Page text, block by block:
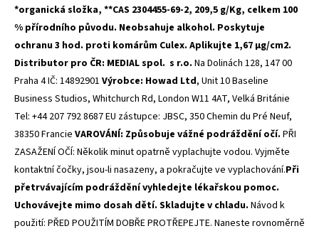
*organická složka, **CAS 2304455-69-2, 209,5 g/Kg, celkem 100
% přírodního původu. Neobsahuje alkohol. Poskytuje
ochranu 3 hod. proti komárům Culex. Aplikujte 1,67 µg/cm2.
Distributor pro ČR: MEDIAL spol. s r.o. Na Dolinách 128, 147 00
Praha 4 IČ: 14892901 Výrobce: Howad Ltd, Unit 10 Baseline
Business Studios, Whitchurch Rd, London W11 4AT, Velká Británie
Tel: +44 207 792 8687 EU zástupce: JBSC, 350 Chemin du Pré Neuf,
38350 Francie VAROVÁNÍ: Způsobuje vážné podráždění očí. PŘI
ZASAŽENÍ OČÍ: Několik minut opatrně vyplachujte vodou. Vyjměte
kontaktní čočky, jsou-li nasazeny, a pokračujte ve vyplachování.Při
přetrvávajícím podráždění vyhledejte lékařskou pomoc.
Uchovávejte mimo dosah dětí. Skladujte v chladu. Návod k
použití: PŘED POUŽITÍM DOBŘE PROTŘEPEJTE. Naneste rovnoměrně